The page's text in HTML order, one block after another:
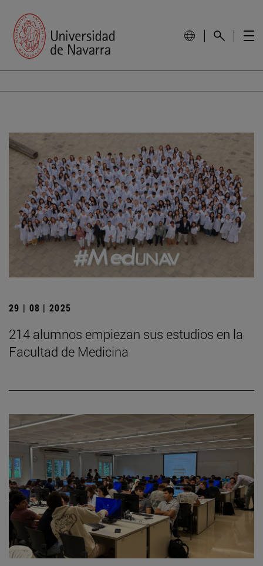
29 | 08 | 2025
214 alumnos empiezan sus estudios en la
Facultad de Medicina